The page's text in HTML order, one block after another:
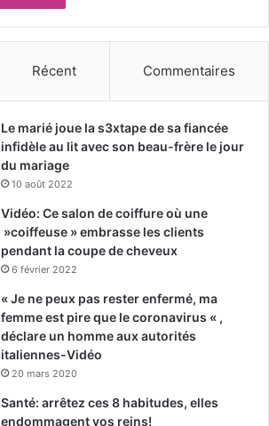
Récent Commentaires
Le marié joue la s3xtape de sa fiancée
infidèle au lit avec son beau-frère le jour
du mariage
10 août 2022
Vidéo: Ce salon de coiffure où une
»coiffeuse » embrasse les clients
pendant la coupe de cheveux
6 février 2022
« Je ne peux pas rester enfermé, ma
femme est pire que le coronavirus « ,
déclare un homme aux autorités
italiennes-Vidéo
20 mars 2020
Santé: arrêtez ces 8 habitudes, elles
endommagent vos reins!